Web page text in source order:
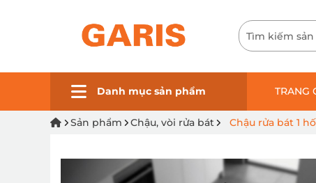
Danh mục sản phẩm TRANG
Sản phẩm Chậu, vòi rửa bát Chậu rửa bát 1 hố